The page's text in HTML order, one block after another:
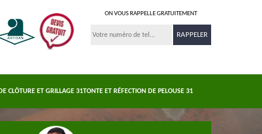
ON VOUS RAPPELLE GRATUITEMENT
CLÔTURE ET GRILLAGE 31TONTE ET RÉFECTION DE PELOUSE 31